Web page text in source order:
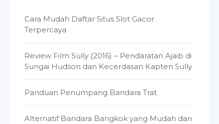
Cara Mudah Daftar Situs Slot Gacor
Terpercaya
Review Film Sully (2016) – Pendaratan Ajaib di
Sungai Hudson dan Kecerdasan Kapten Sully
Panduan Penumpang Bandara Trat
Alternatif Bandara Bangkok yang Mudah dan